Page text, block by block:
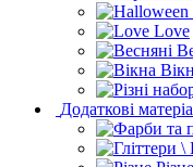
Love
Додаткові